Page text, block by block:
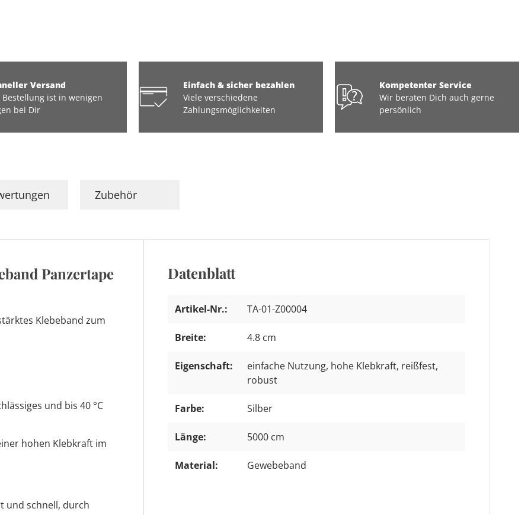
Versand
Bestellung ist in wenigen
bei Dir
Einfach & sicher bezahlen
Viele verschiedene
Zahlungsmöglichkeiten
Kompetenter Service
Wir beraten Dich auch gerne
persönlich
Zubehör
Panzertape
Klebeband zum
und bis 40 °C
hohen Klebkraft im
und schnell, durch
Datenblatt
Artikel-Nr.: TA-01-Z00004
Breite: 4.8 cm
Eigenschaft: einfache Nutzung, hohe Klebkraft, reißfest,
robust
Farbe: Silber
Länge: 5000 cm
Material: Gewebeband